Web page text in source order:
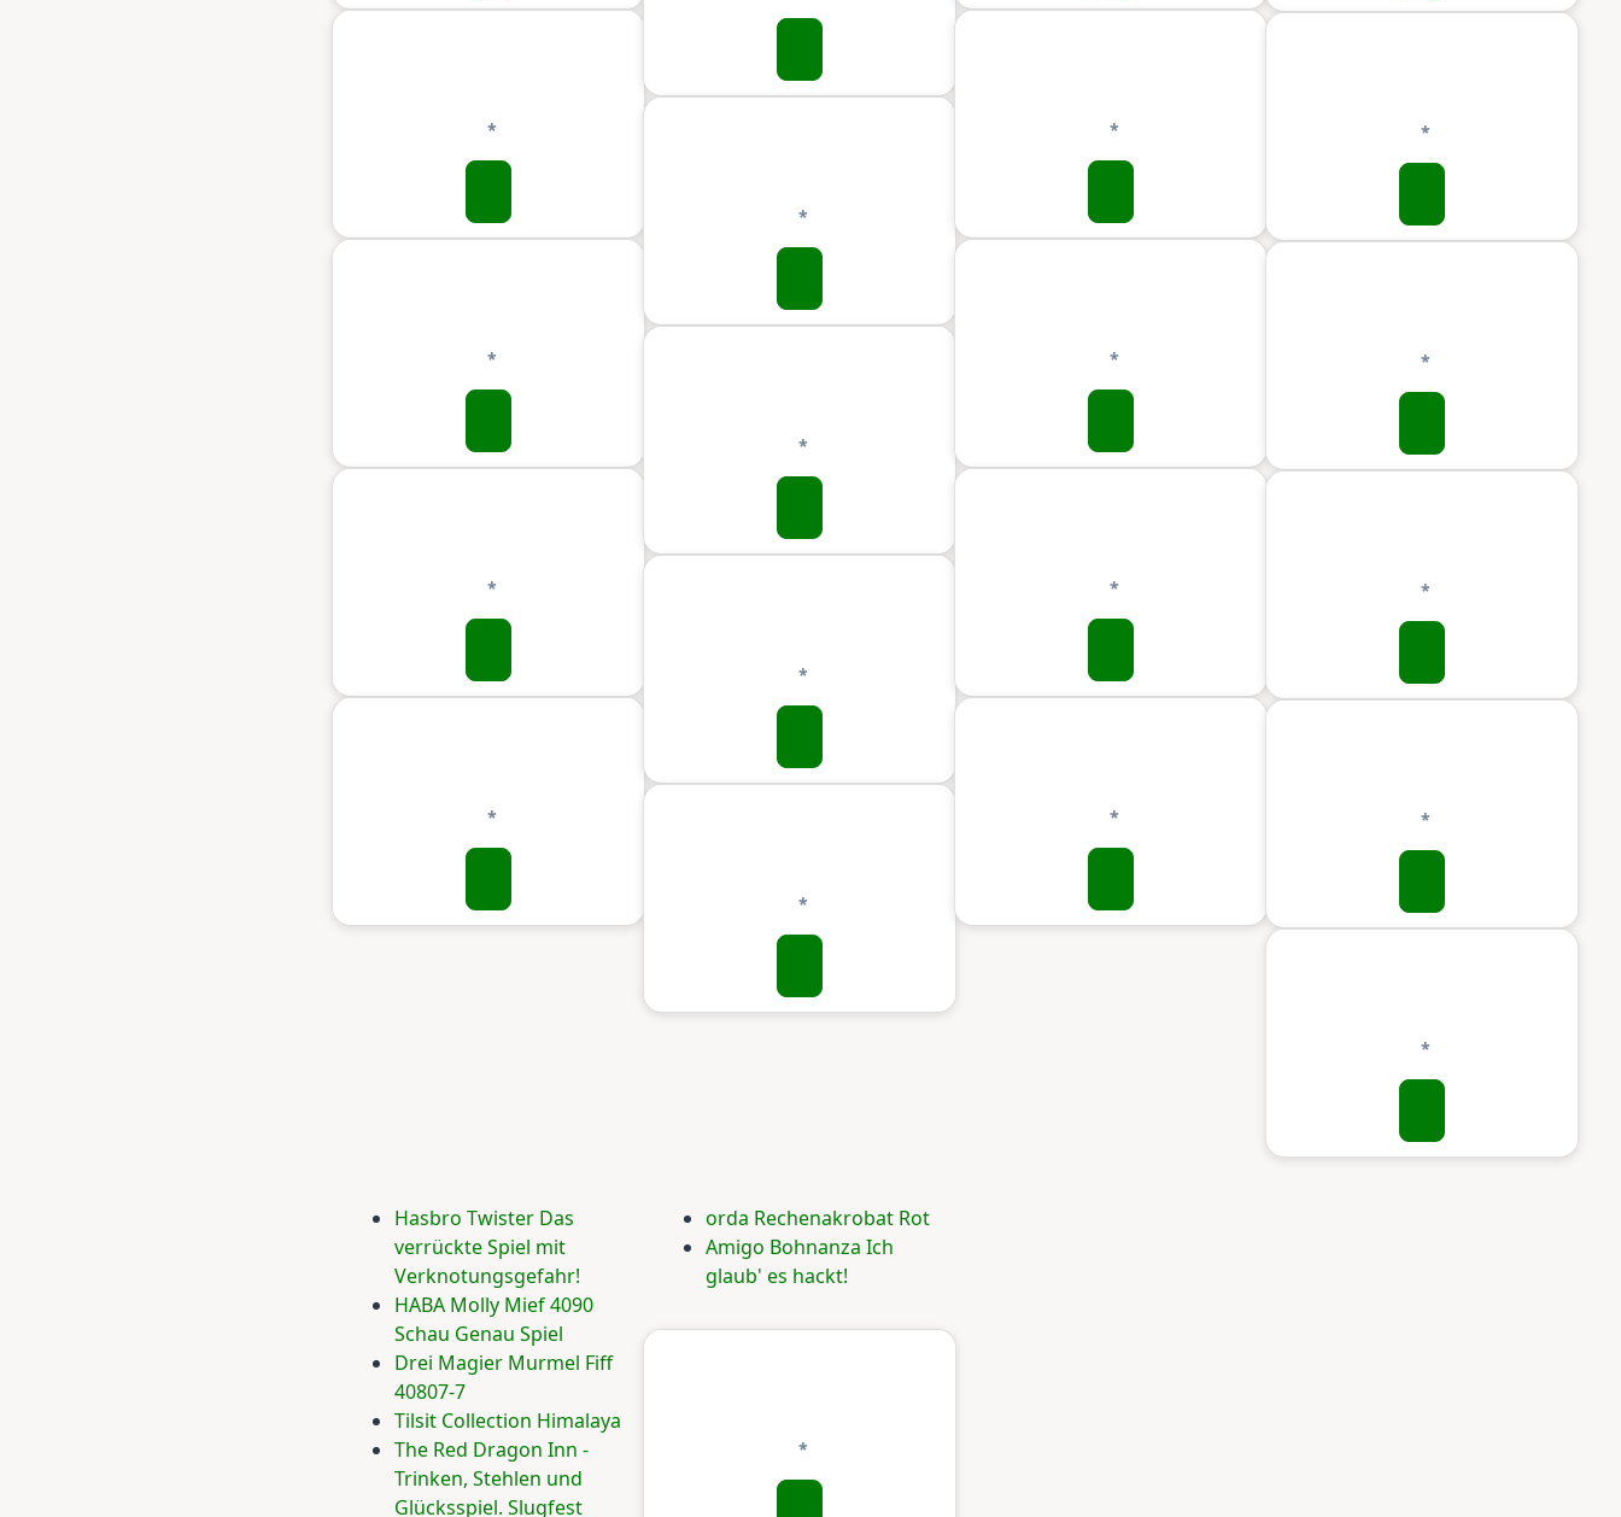
Hasbro Twister Das
verrückte Spiel mit
Verknotungsgefahr!
HABA Molly Mief 4090
Schau Genau Spiel
Drei Magier Murmel Fiff
40807-7
Tilsit Collection Himalaya
The Red Dragon Inn -
Trinken, Stehlen und
Glücksspiel. Slugfest
orda Rechenakrobat Rot
Amigo Bohnanza Ich
glaub' es hackt!